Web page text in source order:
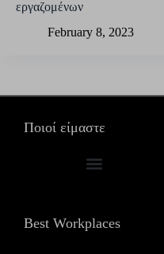
εργαζομένων
February 8, 2023
Ποιοί είμαστε
Best Workplaces